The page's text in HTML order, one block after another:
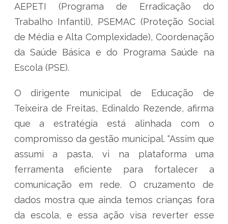
AEPETI (Programa de Erradicação do
Trabalho Infantil), PSEMAC (Proteção Social
de Média e Alta Complexidade), Coordenação
da Saúde Básica e do Programa Saúde na
Escola (PSE).
O dirigente municipal de Educação de
Teixeira de Freitas, Edinaldo Rezende, afirma
que a estratégia está alinhada com o
compromisso da gestão municipal. “Assim que
assumi a pasta, vi na plataforma uma
ferramenta eficiente para fortalecer a
comunicação em rede. O cruzamento de
dados mostra que ainda temos crianças fora
da escola, e essa ação visa reverter esse